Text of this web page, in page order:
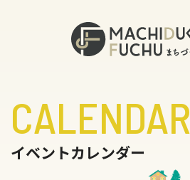
CALENDAR
イベントカレンダー